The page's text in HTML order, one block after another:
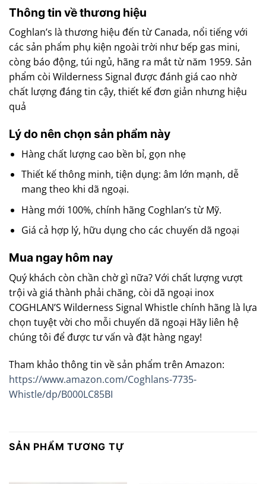
Thông tin về thương hiệu
Coghlan’s là thương hiệu đến từ Canada, nổi tiếng với
các sản phẩm phụ kiện ngoài trời như bếp gas mini,
còng báo động, túi ngủ, hãng ra mắt từ năm 1959. Sản
phẩm còi Wilderness Signal được đánh giá cao nhờ
chất lượng đáng tin cậy, thiết kế đơn giản nhưng hiệu
quả
Lý do nên chọn sản phẩm này
Hàng chất lượng cao bền bỉ, gọn nhẹ
Thiết kế thông minh, tiện dụng: âm lớn mạnh, dễ
mang theo khi dã ngoại.
Hàng mới 100%, chính hãng Coghlan’s từ Mỹ.
Giá cả hợp lý, hữu dụng cho các chuyến dã ngoại
Mua ngay hôm nay
Quý khách còn chần chờ gì nữa? Với chất lượng vượt
trội và giá thành phải chăng, còi dã ngoại inox
COGHLAN’S Wilderness Signal Whistle chính hãng là lựa
chọn tuyệt vời cho mỗi chuyến dã ngoại Hãy liên hệ
chúng tôi để được tư vấn và đặt hàng ngay!
Tham khảo thông tin về sản phẩm trên Amazon:
https://www.amazon.com/Coghlans-7735-
Whistle/dp/B000LC85BI
SẢN PHẨM TƯƠNG TỰ